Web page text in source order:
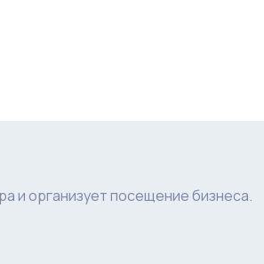
и организует посещение бизнеса.